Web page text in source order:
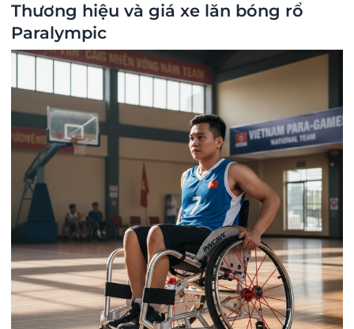
Thương hiệu và giá xe lăn bóng rổ
Paralympic